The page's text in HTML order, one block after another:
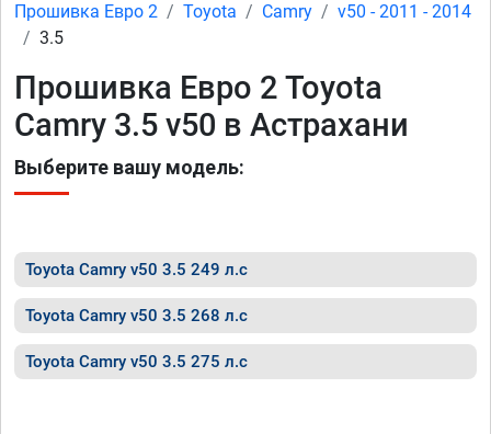
Прошивка Евро 2 Toyota Camry
v50 - 2011 - 2014
3.5
Прошивка Евро 2 Toyota
Camry 3.5 v50 в Астрахани
Выберите вашу модель:
Toyota Camry v50 3.5 249 л.с
Toyota Camry v50 3.5 268 л.с
Toyota Camry v50 3.5 275 л.с